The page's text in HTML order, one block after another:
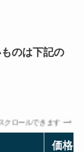
のは下記の
スクロールできます
価格